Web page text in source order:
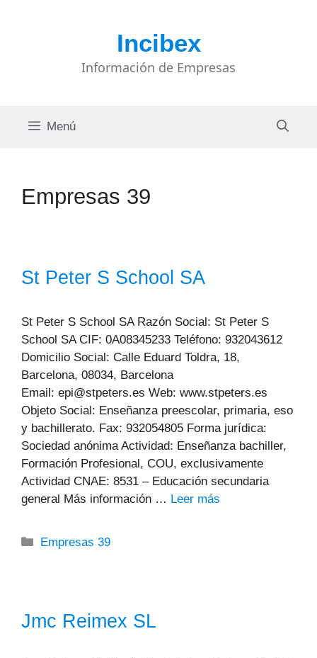
Incibex
Información de Empresas
Menú
Empresas 39
St Peter S School SA
St Peter S School SA Razón Social: St Peter S
School SA CIF: 0A08345233 Teléfono: 932043612
Domicilio Social: Calle Eduard Toldra, 18,
Barcelona, 08034, Barcelona
Email: epi@stpeters.es Web: www.stpeters.es
Objeto Social: Enseñanza preescolar, primaria, eso
y bachillerato. Fax: 932054805 Forma jurídica:
Sociedad anónima Actividad: Enseñanza bachiller,
Formación Profesional, COU, exclusivamente
Actividad CNAE: 8531 – Educación secundaria
general Más información … Leer más
Categorías
Empresas 39
Jmc Reimex SL